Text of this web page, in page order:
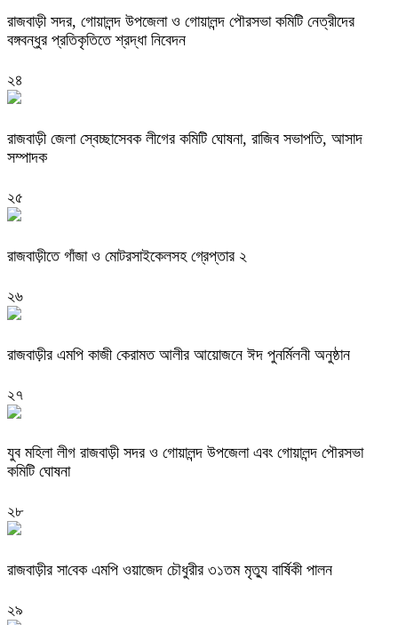
রাজবাড়ী সদর, গোয়ালন্দ উপজেলা ও গোয়ালন্দ পৌরসভা কমিটি নেত্রীদের
বঙ্গবন্ধুর প্রতিকৃতিতে শ্রদ্ধা নিবেদন
২৪
রাজবাড়ী জেলা স্বেচ্ছাসেবক লীগের কমিটি ঘোষনা, রাজিব সভাপতি, আসাদ
সম্পাদক
২৫
রাজবাড়ীতে গাঁজা ও মোটরসাইকেলসহ গ্রেপ্তার ২
২৬
রাজবাড়ীর এমপি কাজী কেরামত আলীর আয়োজনে ঈদ পুনর্মিলনী অনুষ্ঠান
২৭
যুব মহিলা লীগ রাজবাড়ী সদর ও গোয়ালন্দ উপজেলা এবং গোয়ালন্দ পৌরসভা
কমিটি ঘোষনা
২৮
রাজবাড়ীর সা‌বেক এম‌পি ওয়াজেদ চে‌ৗধুরীর ৩১তম মৃত‌্যু বা‌র্ষিকী পালন
২৯